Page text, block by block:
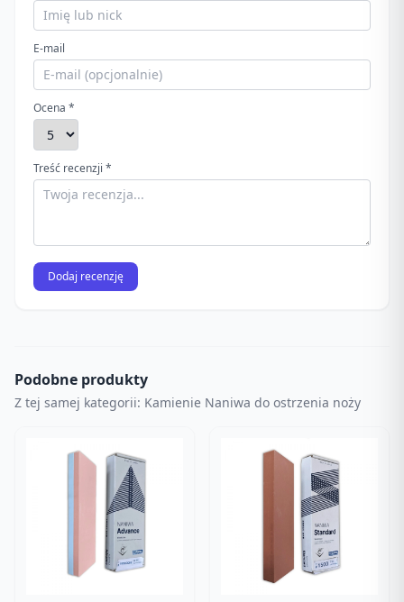
E-mail
Ocena *
Treść recenzji *
Dodaj recenzję
Podobne produkty
Z tej samej kategorii: Kamienie Naniwa do ostrzenia noży